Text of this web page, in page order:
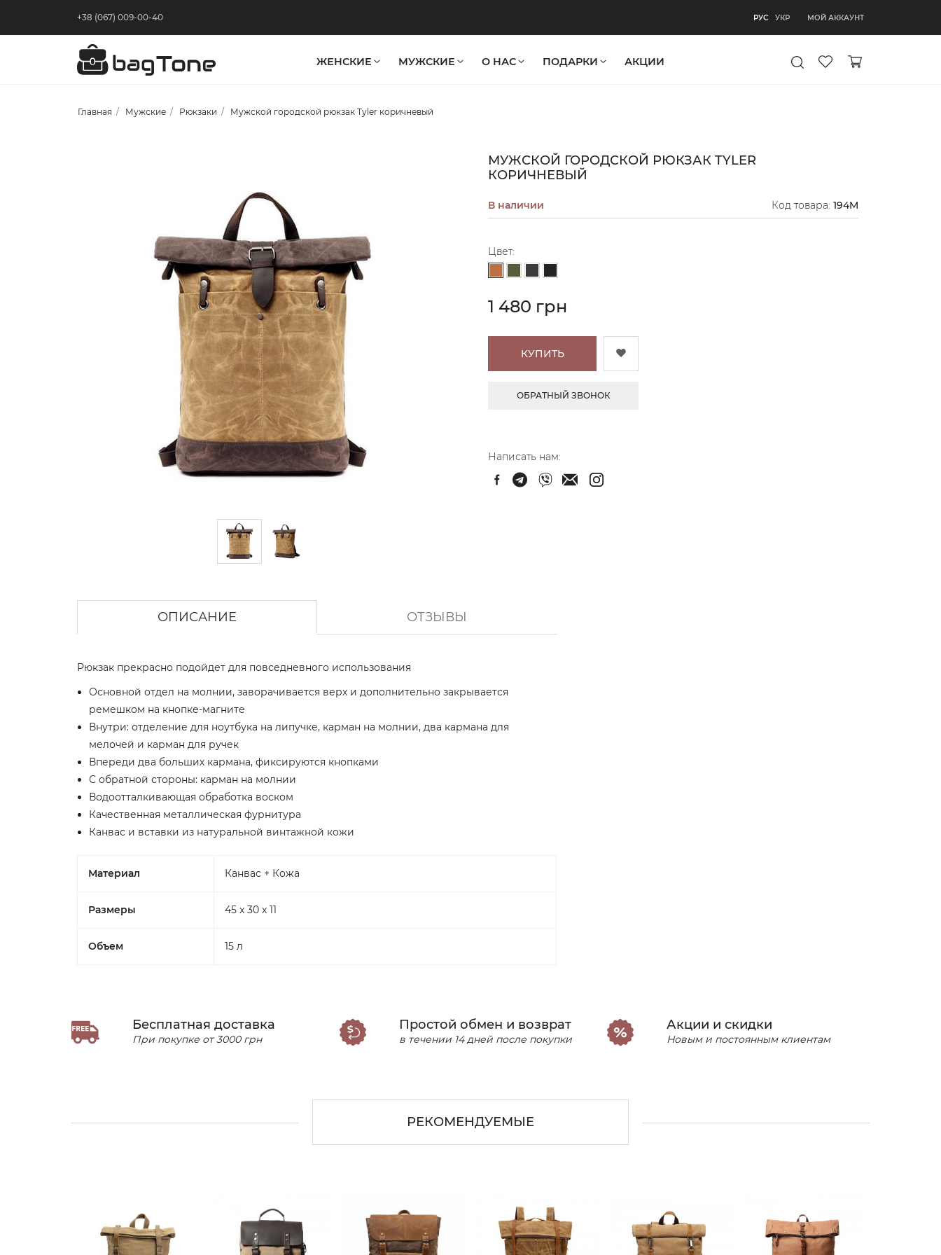
+38 (067) 009-00-40 РУС УКР МОЙ АККАУНТ
ЖЕНСКИЕ МУЖСКИЕ АКЦИИ
О НАС ПОДАРКИ
Главная Мужские Рюкзаки Мужской городской рюкзак Tyler коричневый
МУЖСКОЙ ГОРОДСКОЙ РЮКЗАК TYLER
КОРИЧНЕВЫЙ
В наличии Код товара: 194M
Цвет:
1 480 грн
КУПИТЬ
ОБРАТНЫЙ ЗВОНОК
Написать нам:
ОПИСАНИЕ ОТЗЫВЫ
Рюкзак прекрасно подойдет для повседневного использования
Основной отдел на молнии, заворачивается верх и дополнительно закрывается
ремешком на кнопке-магните
Внутри: отделение для ноутбука на липучке, карман на молнии, два кармана для
мелочей и карман для ручек
Впереди два больших кармана, фиксируются кнопками
С обратной стороны: карман на молнии
Водоотталкивающая обработка воском
Качественная металлическая фурнитура
Канвас и вставки из натуральной винтажной кожи
Материал Канвас + Кожа
Размеры 45 x 30 x 11
Объем 15 л
Бесплатная доставка
При покупке от 3000 грн
Простой обмен и возврат
в течении 14 дней после покупки
Акции и скидки
Новым и постоянным клиентам
РЕКОМЕНДУЕМЫЕ